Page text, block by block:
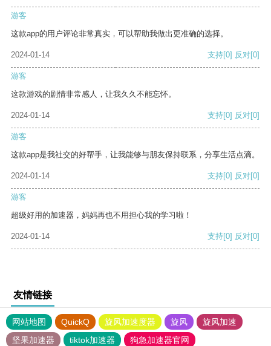
游客
这款app的用户评论非常真实，可以帮助我做出更准确的选择。
2024-01-14 支持[0] 反对[0]
游客
这款游戏的剧情非常感人，让我久久不能忘怀。
2024-01-14 支持[0] 反对[0]
游客
这款app是我社交的好帮手，让我能够与朋友保持联系，分享生活点滴。
2024-01-14 支持[0] 反对[0]
游客
超级好用的加速器，妈妈再也不用担心我的学习啦！
2024-01-14 支持[0] 反对[0]
友情链接
网站地图 QuickQ 旋风加速度器 旋风
旋风加速
坚果加速器
tiktok加速器
狗急加速器官网